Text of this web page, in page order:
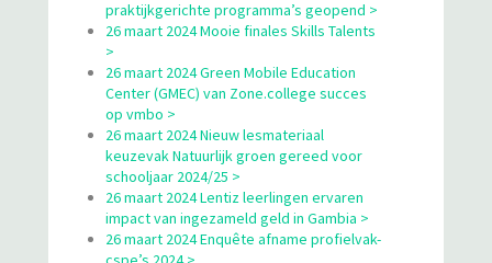
praktijkgerichte programma’s geopend >
26 maart 2024 Mooie finales Skills Talents
>
26 maart 2024 Green Mobile Education
Center (GMEC) van Zone.college succes
op vmbo >
26 maart 2024 Nieuw lesmateriaal
keuzevak Natuurlijk groen gereed voor
schooljaar 2024/25 >
26 maart 2024 Lentiz leerlingen ervaren
impact van ingezameld geld in Gambia >
26 maart 2024 Enquête afname profielvak-